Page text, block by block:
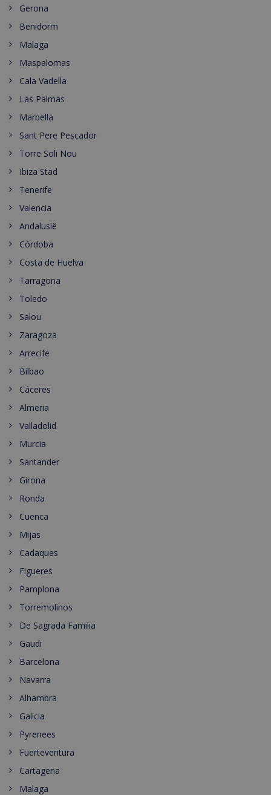
Gerona
Benidorm
Malaga
Maspalomas
Cala Vadella
Las Palmas
Marbella
Sant Pere Pescador
Torre Soli Nou
Ibiza Stad
Tenerife
Valencia
Andalusië
Córdoba
Costa de Huelva
Tarragona
Toledo
Salou
Zaragoza
Arrecife
Bilbao
Cáceres
Almeria
Valladolid
Murcia
Santander
Girona
Ronda
Cuenca
Mijas
Cadaques
Figueres
Pamplona
Torremolinos
De Sagrada Familia
Gaudi
Barcelona
Navarra
Alhambra
Galicia
Pyrenees
Fuerteventura
Cartagena
Malaga